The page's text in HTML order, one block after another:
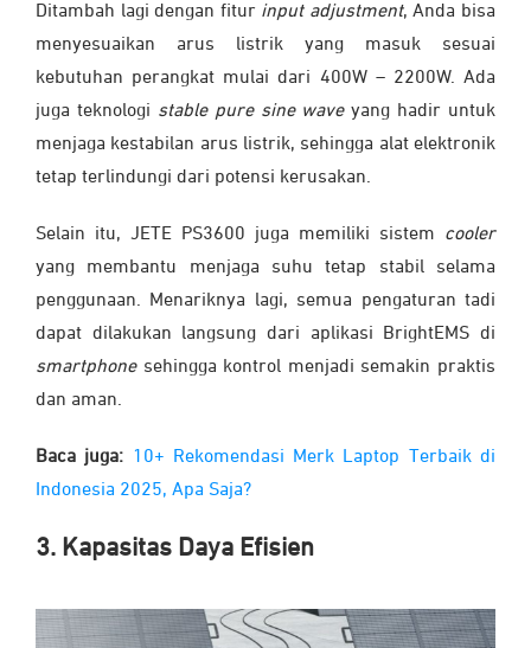
Ditambah lagi dengan fitur input adjustment, Anda bisa
menyesuaikan arus listrik yang masuk sesuai
kebutuhan perangkat mulai dari 400W – 2200W. Ada
juga teknologi stable pure sine waveyang hadir untuk
menjaga kestabilan arus listrik, sehingga alat elektronik
tetap terlindungi dari potensi kerusakan.
Selain itu, JETE PS3600 juga memiliki sistem cooler
yang membantu menjaga suhu tetap stabil selama
penggunaan. Menariknya lagi, semua pengaturan tadi
dapat dilakukan langsung dari aplikasi BrightEMS di
smartphone sehingga kontrol menjadi semakin praktis
dan aman.
Baca juga: 10+ Rekomendasi Merk Laptop Terbaik di
Indonesia 2025, Apa Saja?
3. Kapasitas Daya Efisien